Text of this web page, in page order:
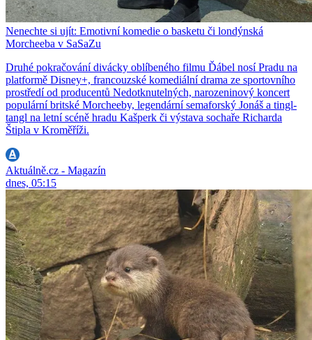
Nenechte si ujít: Emotivní komedie o basketu či londýnská
Morcheeba v SaSaZu
Druhé pokračování divácky oblíbeného filmu Ďábel nosí Pradu na
platformě Disney+, francouzské komediální drama ze sportovního
prostředí od producentů Nedotknutelných, narozeninový koncert
populární britské Morcheeby, legendární semaforský Jonáš a tingl-
tangl na letní scéně hradu Kašperk či výstava sochaře Richarda
Štipla v Kroměříži.
Aktuálně.cz - Magazín
dnes, 05:15